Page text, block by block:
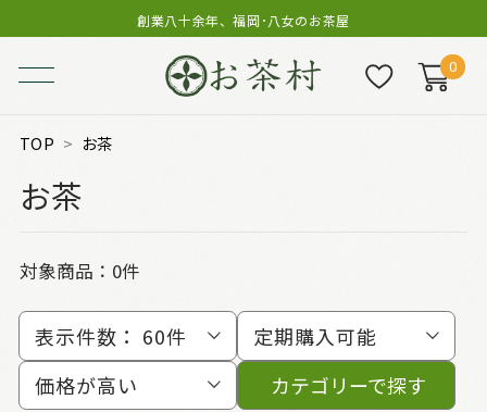
創業八十余年、福岡･八女のお茶屋
0
TOP お茶
お茶
対象商品：0件
表示件数： 60件
定期購入可能
価格が高い
カテゴリーで探す